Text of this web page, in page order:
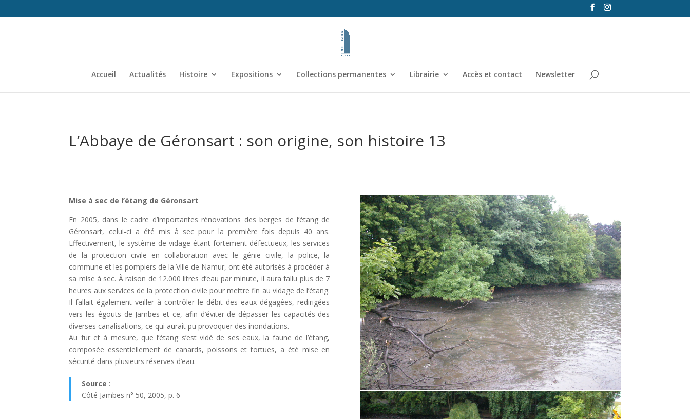
Accueil Actualités Histoire Expositions Collections permanentes Librairie Accès et contact Newsletter
L’Abbaye de Géronsart : son origine, son histoire 13
Mise à sec de l’étang de Géronsart
En 2005, dans le cadre d’importantes rénovations des berges de l’étang de
Géronsart, celui-ci a été mis à sec pour la première fois depuis 40 ans.
Effectivement, le système de vidage étant fortement défectueux, les services
de la protection civile en collaboration avec le génie civile, la police, la
commune et les pompiers de la Ville de Namur, ont été autorisés à procéder à
sa mise à sec. À raison de 12.000 litres d’eau par minute, il aura fallu plus de 7
heures aux services de la protection civile pour mettre fin au vidage de l’étang.
Il fallait également veiller à contrôler le débit des eaux dégagées, redirigées
vers les égouts de Jambes et ce, afin d’éviter de dépasser les capacités des
diverses canalisations, ce qui aurait pu provoquer des inondations.
Au fur et à mesure, que l’étang s’est vidé de ses eaux, la faune de l’étang,
composée essentiellement de canards, poissons et tortues, a été mise en
sécurité dans plusieurs réserves d’eau.
Source :
Côté Jambes n° 50, 2005, p. 6